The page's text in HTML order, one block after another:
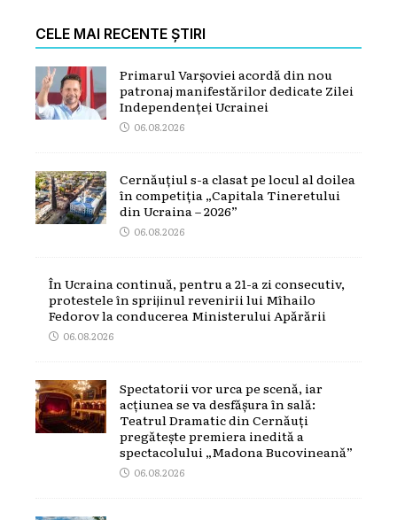
CELE MAI RECENTE ȘTIRI
Primarul Varșoviei acordă din nou
patronaj manifestărilor dedicate Zilei
Independenței Ucrainei
06.08.2026
Cernăuțiul s-a clasat pe locul al doilea
în competiția „Capitala Tineretului
din Ucraina – 2026”
06.08.2026
În Ucraina continuă, pentru a 21-a zi consecutiv,
protestele în sprijinul revenirii lui Mîhailo
Fedorov la conducerea Ministerului Apărării
06.08.2026
Spectatorii vor urca pe scenă, iar
acțiunea se va desfășura în sală:
Teatrul Dramatic din Cernăuți
pregătește premiera inedită a
spectacolului „Madona Bucovineană”
06.08.2026